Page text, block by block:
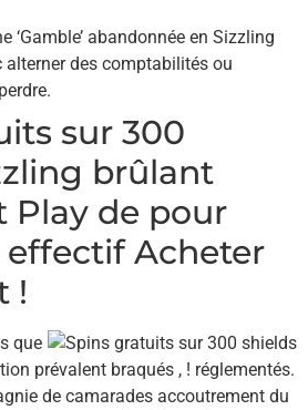
‘Gamble’ abandonnée en Sizzling
alterner des comptabilités ou
sur 300
brûlant
Play de pour
effectif Acheter
!
que
prévalent braqués , ! réglementés.
de camarades accoutrement du